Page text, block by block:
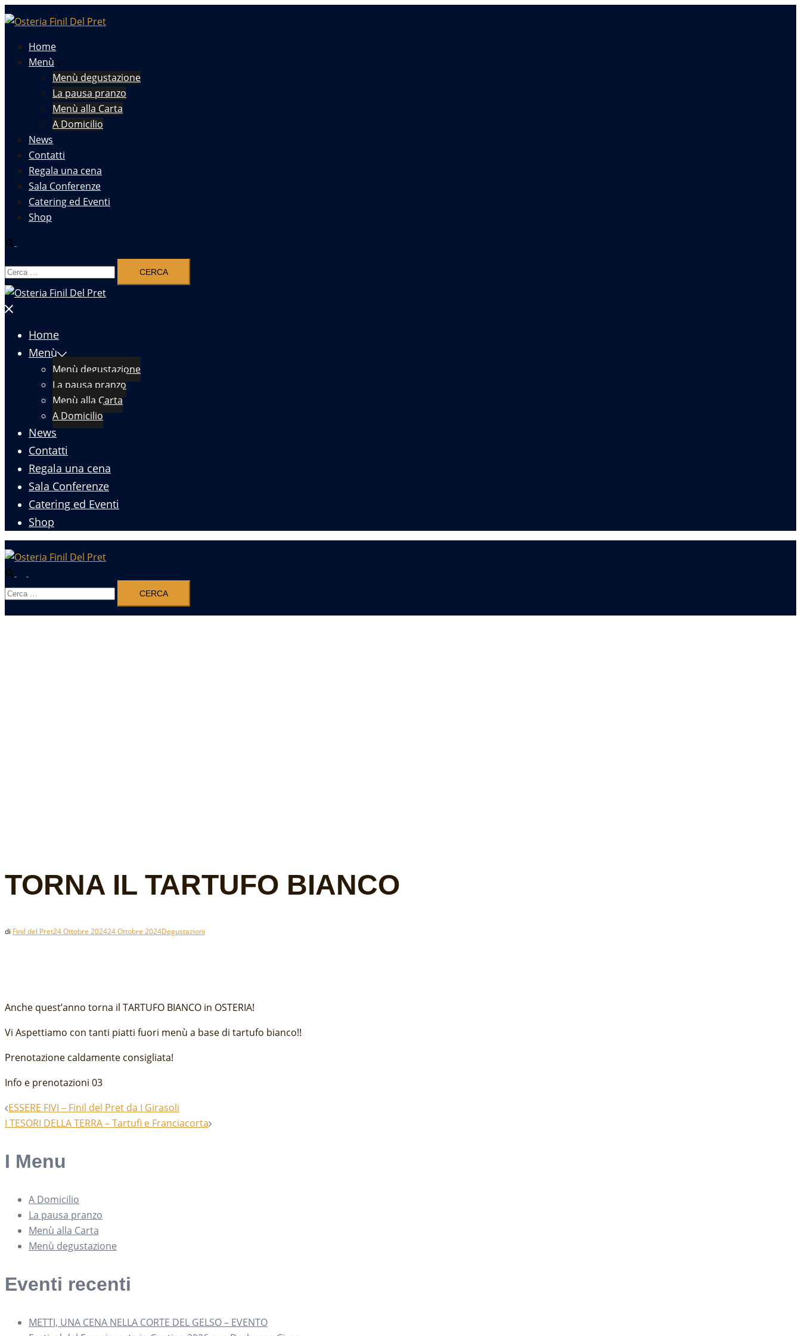
Vai
al
contenuto
Home
Menù
Menù degustazione
La pausa pranzo
Menù alla Carta
A Domicilio
News
Contatti
Regala una cena
Sala Conferenze
Catering ed Eventi
Shop
Cerca
Ricerca
per:
Chiudi
Home
Menù
Menù degustazione
La pausa pranzo
Menù alla Carta
A Domicilio
News
Contatti
Regala una cena
Sala Conferenze
Catering ed Eventi
Shop
Cerca
menu
Ricerca
per:
TORNA IL TARTUFO BIANCO
di Finil del Pret24 Ottobre 202424 Ottobre 2024Degustazioni
Anche quest’anno torna il TARTUFO BIANCO in OSTERIA!
Vi Aspettiamo con tanti piatti fuori menù a base di tartufo bianco!!
Prenotazione caldamente consigliata!
Info e prenotazioni 03
Navigazione
ESSERE FIVI – Finil del Pret da I Girasoli
I TESORI DELLA TERRA – Tartufi e Franciacorta
I Menu
A Domicilio
La pausa pranzo
Menù alla Carta
Menù degustazione
Eventi recenti
METTI, UNA CENA NELLA CORTE DEL GELSO – EVENTO